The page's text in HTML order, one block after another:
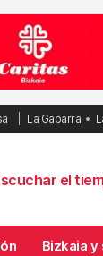
La Gabarra
el
Bizkaia